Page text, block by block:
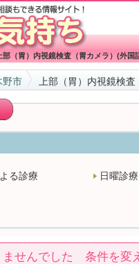
（胃）内視鏡検査（胃カメラ）(外
野市 上部（胃）内視鏡検
る診療
日曜診療
ませんでした 条件を